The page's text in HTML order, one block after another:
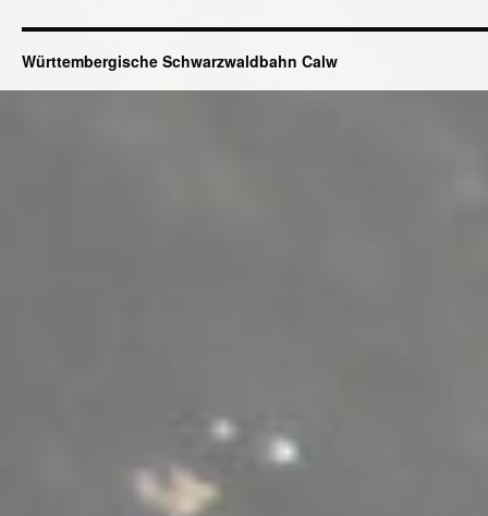
Württembergische Schwarzwaldbahn Calw